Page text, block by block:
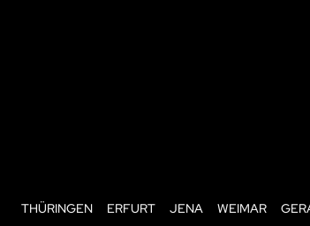
THÜRINGEN ERFURT JENA WEIMAR